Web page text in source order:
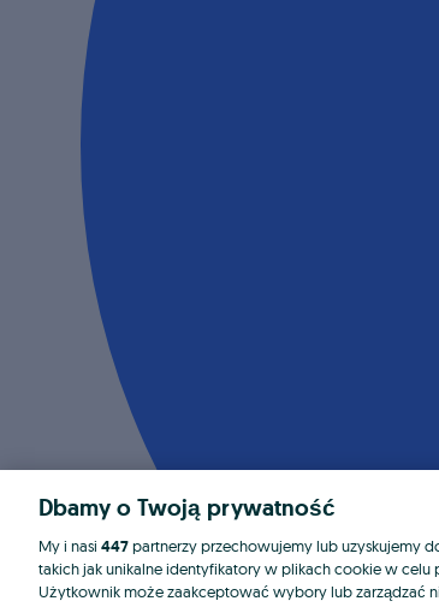
Dbamy o Twoją prywatność
My i nasi 447partnerzy przechowujemy lub uzyskujemy
takich jak unikalne identyfikatory w plikach cookie w celu
Użytkownik może zaakceptować wybory lub zarządzać